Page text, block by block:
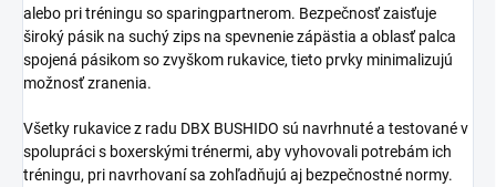
alebo pri tréningu so sparingpartnerom. Bezpečnosť zaisťuje
široký pásik na suchý zips na spevnenie zápästia a oblasť palca
spojená pásikom so zvyškom rukavice, tieto prvky minimalizujú
možnosť zranenia.
Všetky rukavice z radu DBX BUSHIDO sú navrhnuté a testované v
spolupráci s boxerskými trénermi, aby vyhovovali potrebám ich
tréningu, pri navrhovaní sa zohľadňujú aj bezpečnostné normy.